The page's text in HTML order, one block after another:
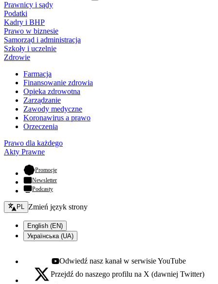
Prawnicy i sądy
Podatki
Kadry i BHP
Prawo w biznesie
Samorząd i administracja
Szkoły i uczelnie
Zdrowie
Farmacja
Finansowanie zdrowia
Opieka zdrowotna
Zarządzanie
Zawody medyczne
Koronawirus a prawo
Orzeczenia
Prawo dla każdego
Akty Prawne
Promocje- otwiera się w nowej karcie
Newsletter
Podcasty
Zmień język - bieżący:
PL Zmień język strony
English (EN)
Українська (UA)
Youtube - otwiera się w nowej karcie
Odwiedź nasz kanał w serwisie YouTube
X - otwiera się w nowej karcie
Przejdź do naszego profilu na X (dawniej Twitter)